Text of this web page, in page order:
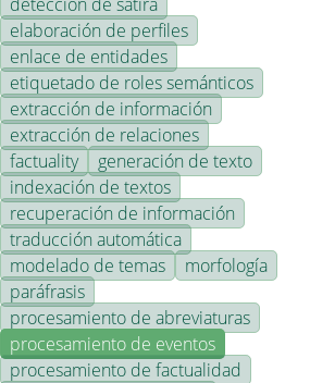
elaboración de perfiles
enlace de entidades
etiquetado de roles semánticos
extracción de información
extracción de relaciones
factuality
generación de texto
indexación de textos
recuperación de información
traducción automática
modelado de temas
morfología
paráfrasis
procesamiento de abreviaturas
procesamiento de eventos
procesamiento de factualidad